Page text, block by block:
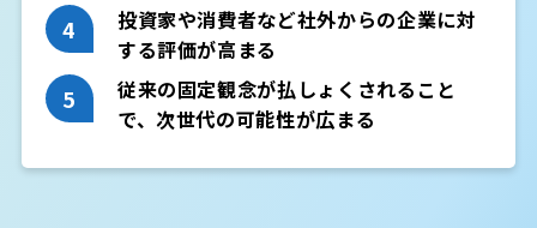
投資家や消費者など社外からの企業に対
する評価が高まる
従来の固定観念が払しょくされること
で、次世代の可能性が広まる